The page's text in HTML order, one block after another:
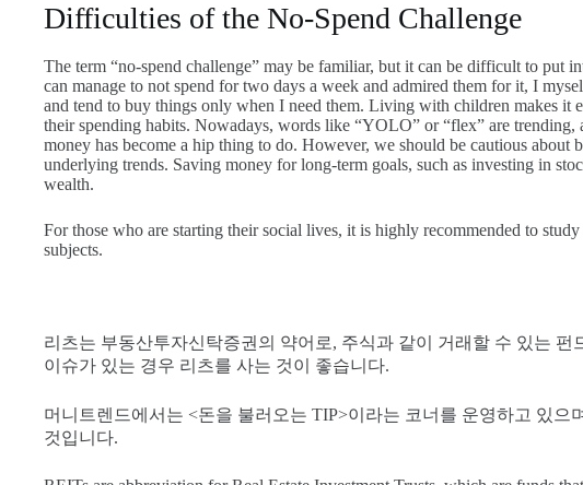
Difficulties of the No-Spend Challenge
The term “no-spend challenge” may be familiar, but it can be difficult to put
can manage to not spend for two days a week and admired them for it, I
and tend to buy things only when I need them. Living with children makes it
their spending habits. Nowadays, words like “YOLO” or “flex” are
money has become a hip thing to do. However, we should be cautious
underlying trends. Saving money for long-term goals, such as investing in
wealth.
For those who are starting their social lives, it is highly recommended to
subjects.
리츠는 부동산투자신탁증권의 약어로, 주식과 같이 거래할 수 있는
이슈가 있는 경우 리츠를 사는 것이 좋습니다.
머니트렌드에서는 <돈을 불러오는 TIP>이라는 코너를 운영하고 있으
것입니다.